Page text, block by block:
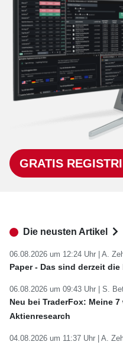
GRATIS
Die neusten Artikel
06.08.2026 um 12:24 Uhr | A.
Paper - Das sind derzeit
06.08.2026 um 09:43 Uhr | S.
Neu bei TraderFox: Meine
Aktienresearch
04.08.2026 um 11:37 Uhr | A.